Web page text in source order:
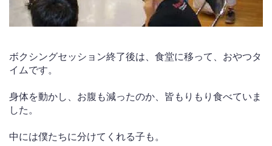
ボクシングセッション終了後は、食堂に移って、おやつタ
イムです。
身体を動かし、お腹も減ったのか、皆もりもり食べていま
した。
中には僕たちに分けてくれる子も。